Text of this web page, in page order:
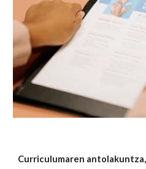
Curriculumaren